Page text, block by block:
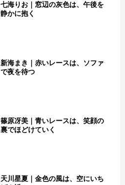
七海りお｜窓辺の灰色は、午後を
静かに抱く
新海まき｜赤いレースは、ソファ
で夜を待つ
篠原冴美｜青いレースは、笑顔の
裏でほどけていく
天川星夏｜金色の風は、空にいち